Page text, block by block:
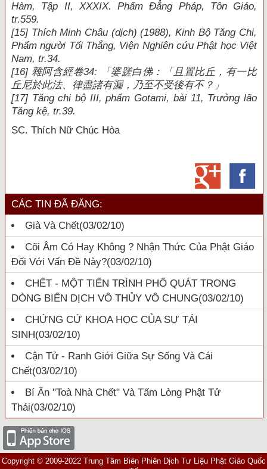
Hàm, Tập II, XXXIX. Phẩm Đẳng Pháp, Tôn Giáo,
tr.559.
[15] Thích Minh Châu (dịch) (1988), Kinh Bộ Tăng Chi,
Phẩm người Tối Thắng, Viện Nghiên cứu Phật học Việt
Nam, tr.34.
[16] 雜阿含經卷34: 「婆蹉白佛：「且置比丘，有一比
丘尼於此法、律盡諸有漏，乃至不受後有不？」
[17] Tăng chi bộ III, phẩm Gotami, bài 11, Trưởng lão
Tăng kệ, tr.39.
SC. Thích Nữ Chúc Hòa
CÁC TIN ĐÃ ĐĂNG:
Già Và Chết(03/02/10)
Cõi Âm Có Hay Không ? Nhận Thức Của Phật Giáo
Đối Với Vấn Đề Này?(03/02/10)
CHẾT - MỘT TIẾN TRÌNH PHỔ QUÁT TRONG
DÒNG BIẾN DỊCH VÔ THỦY VÔ CHUNG(03/02/10)
CHỨNG CỨ KHOA HỌC CỦA SỰ TÁI
SINH(03/02/10)
Cận Tử - Ranh Giới Giữa Sự Sống Và Cái
Chết(03/02/10)
Bí Ẩn "toà Nhà Chết" Và Tấm Lòng Phật Tử
Thái(03/02/10)
Copyright © 2009-2022 Trung Tâm Biên Phiên Dịch Tư Liệu Phật Giáo Quốc